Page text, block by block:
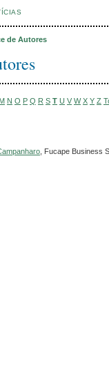
de Autores
M N O P Q R S T U V W X Y Z
, Fucape Business